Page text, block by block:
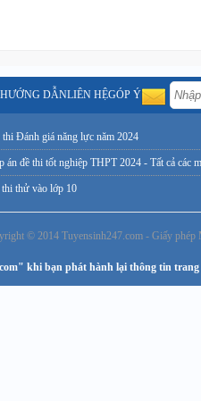
HƯỚNG DẪNLIÊN HỆGÓP Ý
thi Đánh giá năng lực năm 2024
án đề thi tốt nghiệp THPT 2024 - Tất cả các
thi thử vào lớp 10
© 2014 Tuyensinh247.com - Giấy
khi bạn phát hành lại thông tin trang